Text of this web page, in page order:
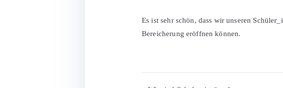
Es ist sehr schön, dass wir unseren
Bereicherung eröffnen können.